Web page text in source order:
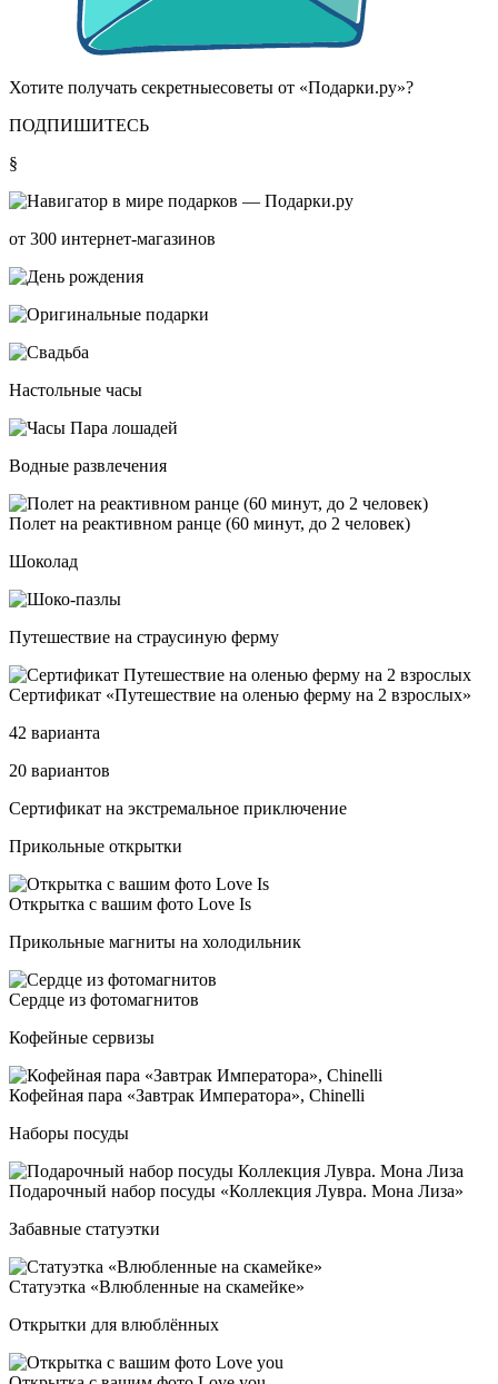
Хотите получать секретныесоветы от «Подарки.ру»?
ПОДПИШИТЕСЬ
§
от 300 интернет-магазинов
Настольные часы
Водные развлечения
Полет на ре­ак­тив­ном ран­це (60 ми­нут, до 2 че­ло­век)
Шоколад
Путешествие на страусиную ферму
Сер­ти­фи­кат «Путе­шес­твие на оленью фер­му на 2 взрос­лых»
42 варианта
20 вариантов
Сер­ти­фи­кат на экс­тре­маль­ное прик­лю­че­ние
Прикольные открытки
Открыт­ка с ва­шим фо­то Love Is
Прикольные магниты на холодильник
Сер­дце из фо­то­маг­ни­тов
Кофейные сервизы
Кофей­ная па­ра «Зав­трак Импе­ра­то­ра», Chi­nel­li
Наборы посуды
Пода­роч­ный на­бор по­су­ды «Кол­лек­ция Лув­ра. Мона Лиза»
Забавные статуэтки
Ста­ту­эт­ка «Влюб­лен­ные на ска­мей­ке»
Открытки для влюблённых